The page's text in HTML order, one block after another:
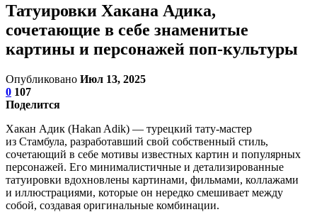
Татуировки Хакана Адика,
сочетающие в себе знаменитые
картины и персонажей поп-культуры
Опубликовано Июл 13, 2025
0 107
Поделится
Хакан Адик (Hakan Adik) — турецкий тату-мастер
из Стамбула, разработавший свой собственный стиль,
сочетающий в себе мотивы известных картин и популярных
персонажей. Его минималистичные и детализированные
татуировки вдохновлены картинами, фильмами, коллажами
и иллюстрациями, которые он нередко смешивает между
собой, создавая оригинальные комбинации.